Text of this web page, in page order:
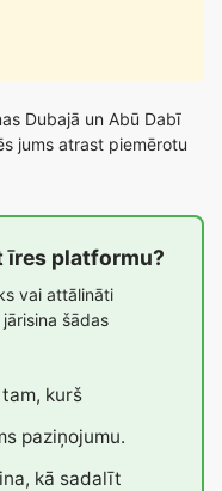
Dubajā un Abū Dabī
jums atrast piemērotu
īres platformu?
vai attālināti
šādas
kurš
paziņojumu.
kā sadalīt